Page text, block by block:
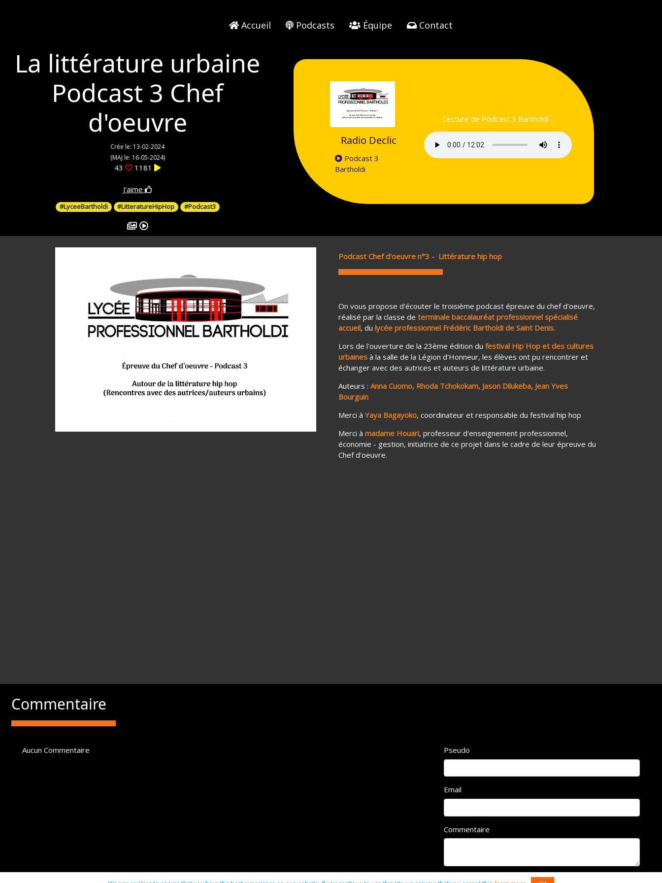
Accueil Podcasts Équipe Contact
La littérature urbaine
Podcast 3 Chef
d'oeuvre
Crée le: 13-02-2024
(MAJ le: 16-05-2024)
43 1181
J'aime
#LyceeBartholdi #LitteratureHipHop #Podcast3
Radio Declic
Podcast 3
Bartholdi
Lecture de Podcast 3 Bartholdi ..
Podcast Chef d'oeuvre n°3 - Littérature hip hop
On vous propose d'écouter le troisième podcast épreuve du chef d'oeuvre,
réalisé par la classe de terminale baccalauréat professionnel spécialisé
accueil, du lycée professionnel Frédéric Bartholdi de Saint Denis.
Lors de l'ouverture de la 23ème édition du festival Hip Hop et des cultures
urbaines à la salle de la Légion d'Honneur, les élèves ont pu rencontrer et
échanger avec des autrices et auteurs de littérature urbaine.
Auteurs : Anna Cuomo, Rhoda Tchokokam, Jason Dilukeba, Jean Yves
Bourguin
Merci à Yaya Bagayoko, coordinateur et responsable du festival hip hop
Merci à madame Houari, professeur d'enseignement professionnel,
économie - gestion, initiatrice de ce projet dans le cadre de leur épreuve du
Chef d'oeuvre.
Commentaire
Aucun Commentaire Pseudo
Email
Commentaire